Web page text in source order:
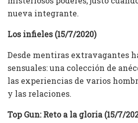
nueva integrante.
Los infieles (15/7/2020)
Desde mentiras extravagantes
sensuales: una colección de
las experiencias de varios
y las relaciones.
Top Gun: Reto a la gloria (15/7/